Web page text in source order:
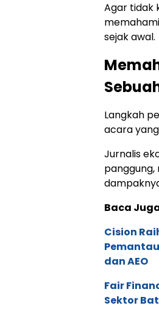
Agar tidak
sejak awal.
Langkah
acara
Jurnalis
Baca
Cision
dan AEO
Fair
Sektor